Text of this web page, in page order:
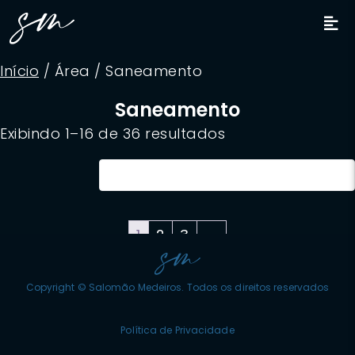
Início / Área / Saneamento
Saneamento
Exibindo 1–16 de 36 resultados
1 2 3
Copyright © Salomão Medeiros. Todos os direitos reservados
Política de Privacidade